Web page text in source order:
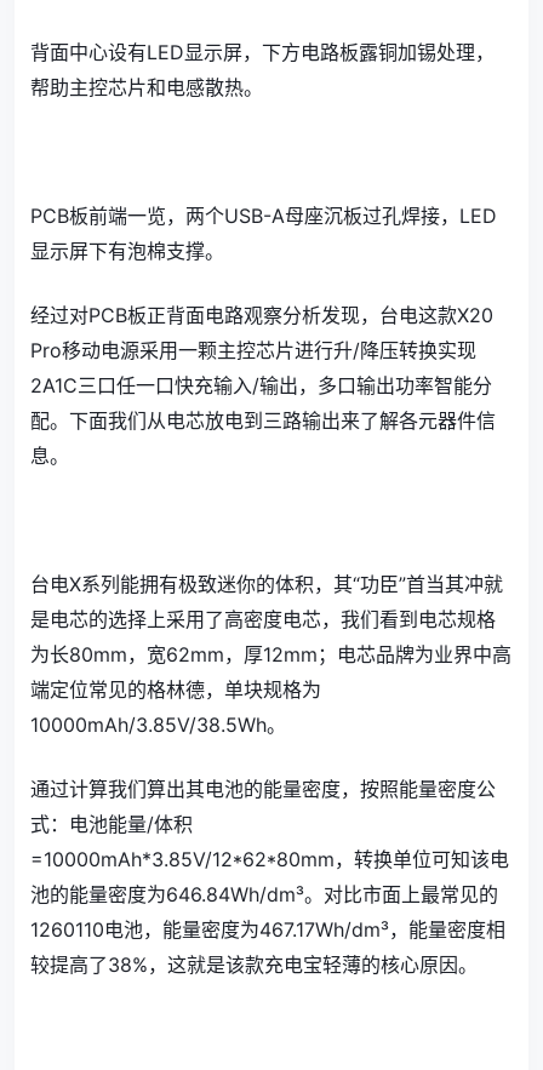
背面中心设有LED显示屏，下方电路板露铜加锡处理，
帮助主控芯片和电感散热。
PCB板前端一览，两个USB-A母座沉板过孔焊接，LED
显示屏下有泡棉支撑。
经过对PCB板正背面电路观察分析发现，台电这款X20
Pro移动电源采用一颗主控芯片进行升/降压转换实现
2A1C三口任一口快充输入/输出，多口输出功率智能分
配。下面我们从电芯放电到三路输出来了解各元器件信
息。
台电X系列能拥有极致迷你的体积，其“功臣”首当其冲就
是电芯的选择上采用了高密度电芯，我们看到电芯规格
为长80mm，宽62mm，厚12mm；电芯品牌为业界中高
端定位常见的格林德，单块规格为
10000mAh/3.85V/38.5Wh。
通过计算我们算出其电池的能量密度，按照能量密度公
式：电池能量/体积
=10000mAh*3.85V/12*62*80mm，转换单位可知该电
池的能量密度为646.84Wh/dm³。对比市面上最常见的
1260110电池，能量密度为467.17Wh/dm³，能量密度相
较提高了38%，这就是该款充电宝轻薄的核心原因。